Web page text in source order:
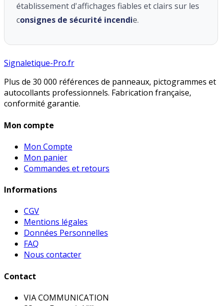
établissement d'affichages fiables et clairs sur les
consignes de sécurité incendie.
Signaletique-Pro.fr
Plus de 30 000 références de panneaux, pictogrammes et
autocollants professionnels. Fabrication française,
conformité garantie.
Mon compte
Mon Compte
Mon panier
Commandes et retours
Informations
CGV
Mentions légales
Données Personnelles
FAQ
Nous contacter
Contact
VIA COMMUNICATION